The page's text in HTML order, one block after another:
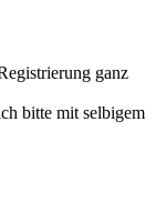
ganz
bitte mit selbigem